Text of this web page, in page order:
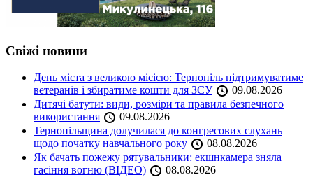
Свіжі новини
День міста з великою місією: Тернопіль підтримуватиме
ветеранів і збиратиме кошти для ЗСУ
09.08.2026
Дитячі батути: види, розміри та правила безпечного
використання
09.08.2026
Тернопільщина долучилася до конгресових слухань
щодо початку навчального року
08.08.2026
Як бачать пожежу рятувальники: екшнкамера зняла
гасіння вогню (ВІДЕО)
08.08.2026